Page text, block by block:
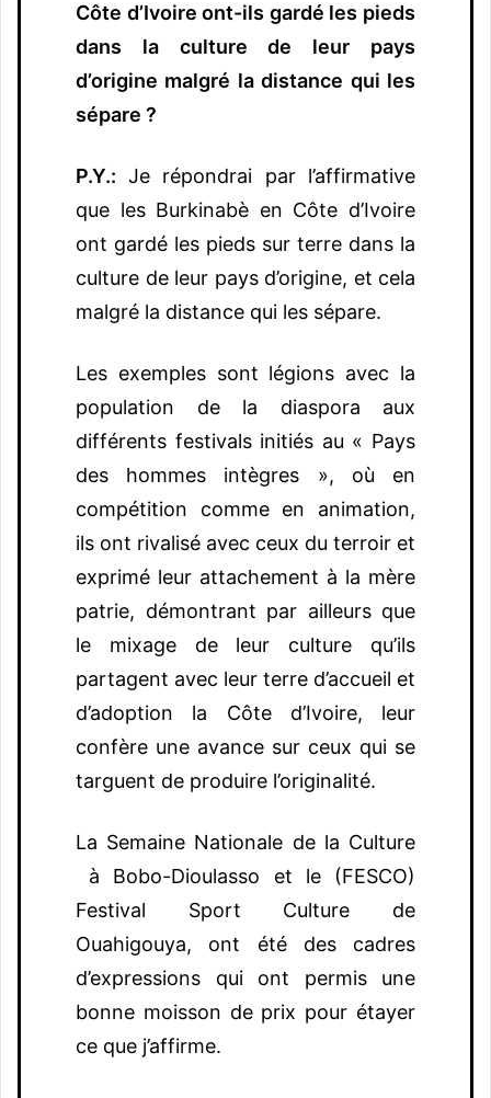
Côte d’Ivoire ont-ils gardé les pieds
dans la culture de leur pays
d’origine malgré la distance qui les
sépare ?
P.Y.: Je répondrai par l’affirmative
que les Burkinabè en Côte d’Ivoire
ont gardé les pieds sur terre dans la
culture de leur pays d’origine, et cela
malgré la distance qui les sépare.
Les exemples sont légions avec la
population de la diaspora aux
différents festivals initiés au « Pays
des hommes intègres », où en
compétition comme en animation,
ils ont rivalisé avec ceux du terroir et
exprimé leur attachement à la mère
patrie, démontrant par ailleurs que
le mixage de leur culture qu’ils
partagent avec leur terre d’accueil et
d’adoption la Côte d’Ivoire, leur
confère une avance sur ceux qui se
targuent de produire l’originalité.
La Semaine Nationale de la Culture
à Bobo-Dioulasso et le (FESCO)
Festival Sport Culture de
Ouahigouya, ont été des cadres
d’expressions qui ont permis une
bonne moisson de prix pour étayer
ce que j’affirme.